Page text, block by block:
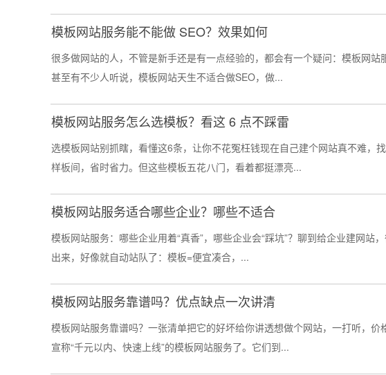
模板网站服务能不能做 SEO？效果如何
很多做网站的人，不管是新手还是有一点经验的，都会有一个疑问：模板网站
甚至有不少人听说，模板网站天生不适合做SEO，做...
模板网站服务怎么选模板？看这 6 点不踩雷
选模板网站别抓瞎，看懂这6条，让你不花冤枉钱现在自己建个网站真不难，
样板间，省时省力。但这些模板五花八门，看着都挺漂亮...
模板网站服务适合哪些企业？哪些不适合
模板网站服务：哪些企业用着“真香”，哪些企业会“踩坑”？聊到给企业建网站
出来，好像就自动站队了：模板=便宜凑合，...
模板网站服务靠谱吗？优点缺点一次讲清
模板网站服务靠谱吗？一张清单把它的好坏给你讲透想做个网站，一打听，
宣称“千元以内、快速上线”的模板网站服务了。它们到...